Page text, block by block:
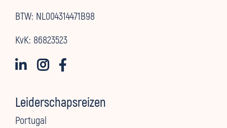
BTW: NL004314471B98
KvK: 86823523
  
Leiderschapsreizen
Portugal